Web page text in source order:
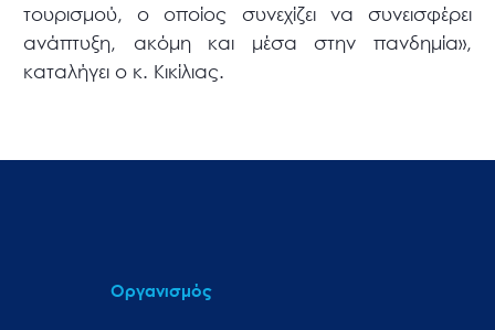
τουρισμού, ο οποίος συνεχίζει να συνεισφέρει
ανάπτυξη, ακόμη και μέσα στην πανδημία»,
καταλήγει ο κ. Κικίλιας.
Οργανισμός